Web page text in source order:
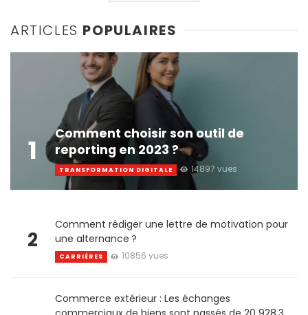
ARTICLES POPULAIRES
1
Comment choisir son outil de
reporting en 2023 ?
TRANSFORMATION DIGITALE 14897 vues
2
Comment rédiger une lettre de motivation pour
une alternance ?
CARRIÈRES 10856 vues
Commerce extérieur : Les échanges